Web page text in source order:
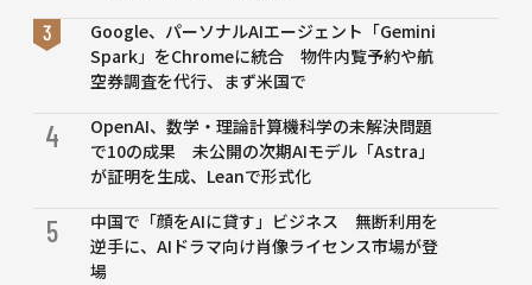
Google、パーソナルAIエージェント「Gemini
Spark」をChromeに統合 物件内覧予約や航
空券調査を代行、まず米国で
4
OpenAI、数学・理論計算機科学の未解決問題
で10の成果 未公開の次期AIモデル「Astra」
が証明を生成、Leanで形式化
5
中国で「顔をAIに貸す」ビジネス 無断利用を
逆手に、AIドラマ向け肖像ライセンス市場が登
場